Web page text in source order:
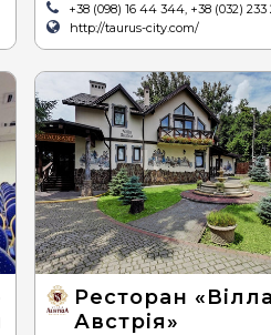
+38 (098) 16 44 344, +38 (032) 233
http://taurus-city.com/
Ресторан «Вілла
Австрія»